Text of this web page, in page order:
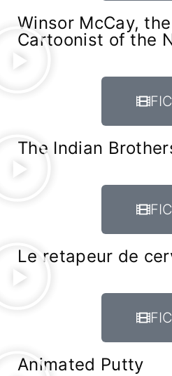
Winsor McCay,
Cartoonist of the
The Indian
Le retapeur de
Animated Putty